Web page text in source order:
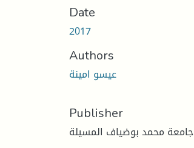
Date
2017
Authors
عيسو امينة
Publisher
جامعة محمد بوضياف المسيلة